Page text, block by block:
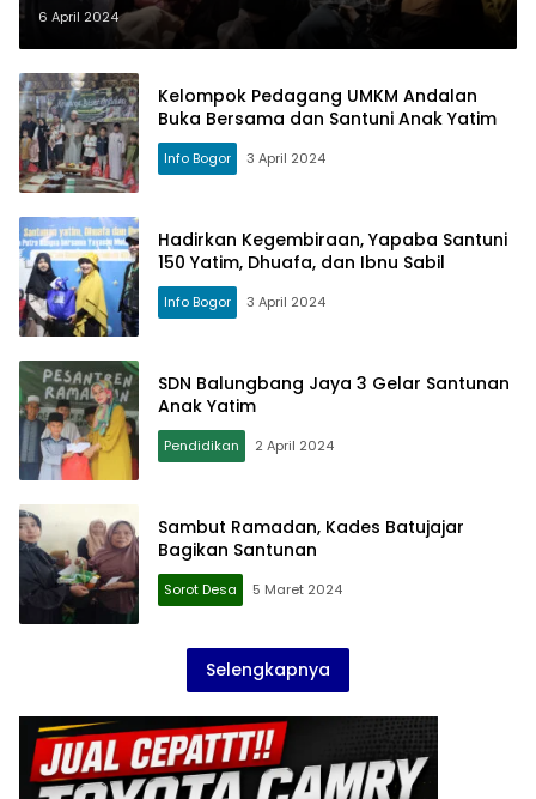
6 April 2024
Kelompok Pedagang UMKM Andalan
Buka Bersama dan Santuni Anak Yatim
Info Bogor 3 April 2024
Hadirkan Kegembiraan, Yapaba Santuni
150 Yatim, Dhuafa, dan Ibnu Sabil
Info Bogor 3 April 2024
SDN Balungbang Jaya 3 Gelar Santunan
Anak Yatim
Pendidikan 2 April 2024
Sambut Ramadan, Kades Batujajar
Bagikan Santunan
Sorot Desa 5 Maret 2024
Selengkapnya